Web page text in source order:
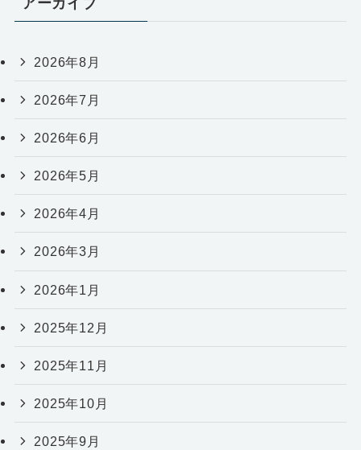
2026年8月
2026年7月
2026年6月
2026年5月
2026年4月
2026年3月
2026年1月
2025年12月
2025年11月
2025年10月
2025年9月